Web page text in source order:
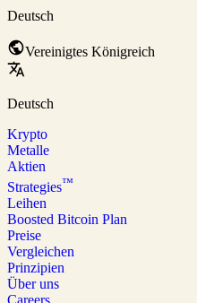
Deutsch
Vereinigtes Königreich
Deutsch
Krypto
Metalle
Aktien
Strategies™
Leihen
Boosted Bitcoin Plan
Preise
Vergleichen
Prinzipien
Über uns
Careers